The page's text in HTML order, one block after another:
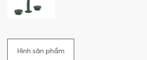
Hình sản phẩm